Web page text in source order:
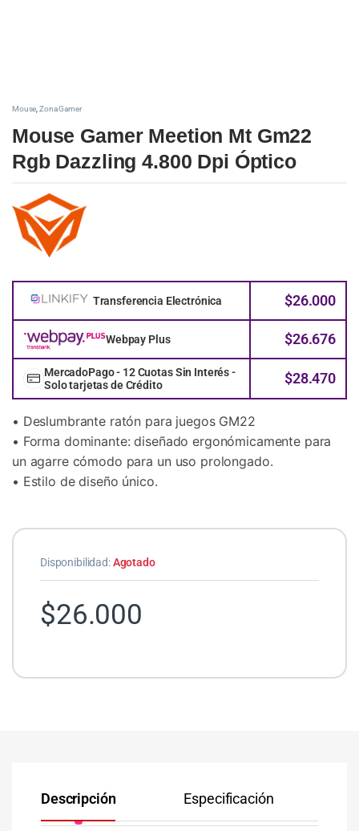
Mouse,Zona Gamer
Mouse Gamer Meetion Mt Gm22
Rgb Dazzling 4.800 Dpi Óptico
Transferencia Electrónica $26.000
Webpay Plus $26.676
MercadoPago - 12 Cuotas Sin Interés -
Solo tarjetas de Crédito
$28.470
• Deslumbrante ratón para juegos GM22
• Forma dominante: diseñado ergonómicamente para
un agarre cómodo para un uso prolongado.
• Estilo de diseño único.
Disponibilidad:Agotado
$26.000
Descripción Especificación